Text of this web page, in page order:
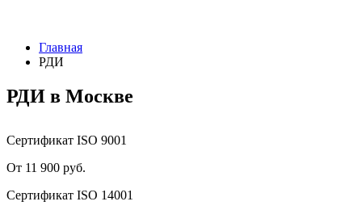
Главная
РДИ
РДИ в Москве
Сертификат ISO 9001
От 11 900 руб.
Сертификат ISO 14001